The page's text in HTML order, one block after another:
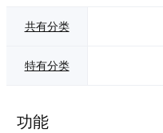
共有分类
特有分类
功能